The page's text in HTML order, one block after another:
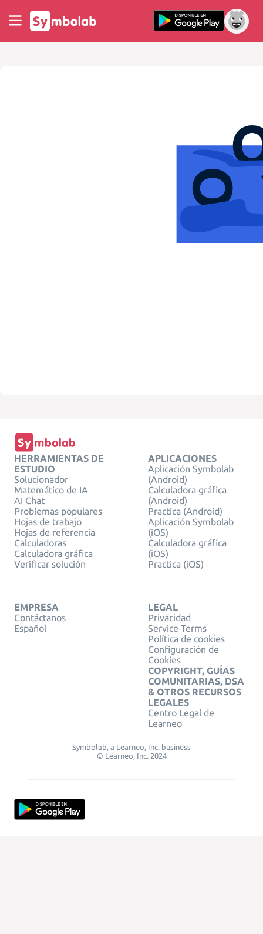
HERRAMIENTAS DE
ESTUDIO
Solucionador
Matemático de IA
AI Chat
Problemas populares
Hojas de trabajo
Hojas de referencia
Calculadoras
Calculadora gráfica
Verificar solución
APLICACIONES
Aplicación Symbolab
(Android)
Calculadora gráfica
(Android)
Practica (Android)
Aplicación Symbolab
(iOS)
Calculadora gráfica
(iOS)
Practica (iOS)
EMPRESA
Contáctanos
Español
LEGAL
Privacidad
Service Terms
Política de cookies
Configuración de
Cookies
COPYRIGHT, GUÍAS
COMUNITARIAS, DSA
& OTROS RECURSOS
LEGALES
Centro Legal de
Learneo
Symbolab, a Learneo, Inc. business
© Learneo, Inc. 2024